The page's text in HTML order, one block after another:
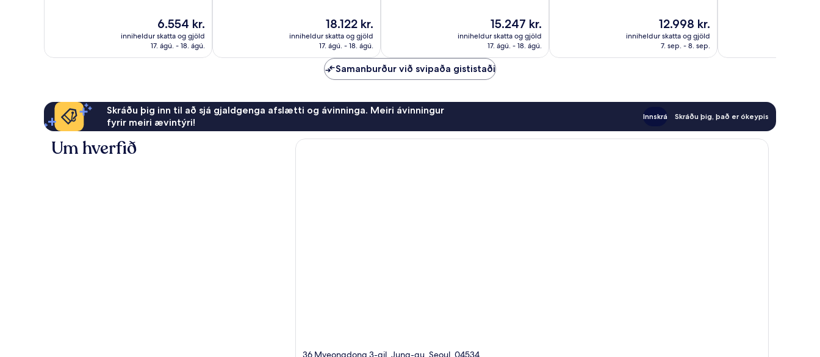
Verðið
er
6.554 kr.
6.554 kr.
inniheldur skatta og gjöld
17. ágú. - 18. ágú.
Verðið
er
18.122 kr.
18.122 kr.
inniheldur skatta og gjöld
17. ágú. - 18. ágú.
Verðið
er
15.247 kr.
15.247 kr.
inniheldur skatta og gjöld
17. ágú. - 18. ágú.
Verðið
er
12.998 kr.
12.998 kr.
inniheldur skatta og gjöld
7. sep. - 8. sep.
Samanburður við svipaða gististaði
Skráðu þig inn til að sjá gjaldgenga afslætti og ávinninga. Meiri ávinningur
fyrir meiri ævintýri!
Innskrá Skráðu þig, það er ókeypis
Um hverfið
36 Myeongdong 3-gil, Jung-gu, Seoul, 04534